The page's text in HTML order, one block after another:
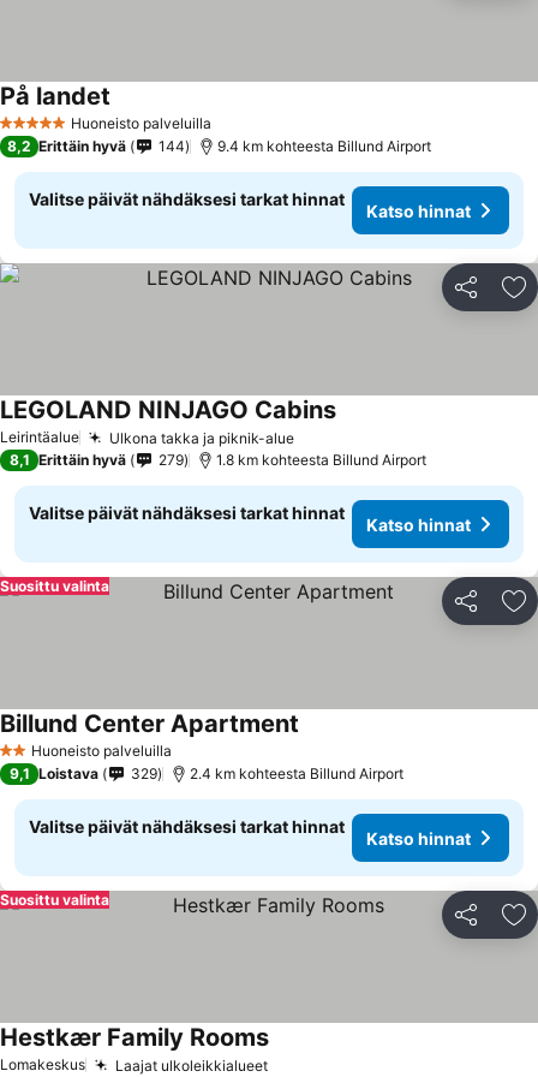
5 TähtiluokitusHuoneisto palveluilla
På landet
8,2 Erittäin hyvä 144 9.4 km kohteesta Billund Airport
Valitse päivät nähdäksesi tarkat hinnat
Katso hinnat
Jaa
Leirintäalue Ulkona takka ja piknik-alue
LEGOLAND NINJAGO Cabins
8,1 Erittäin hyvä 279 1.8 km kohteesta Billund Airport
Valitse päivät nähdäksesi tarkat hinnat
Katso hinnat
Jaa
Suosittu valinta
2 Tähtiluokitus
Huoneisto palveluilla
Billund Center Apartment
9,1 Loistava 329 2.4 km kohteesta Billund Airport
Valitse päivät nähdäksesi tarkat hinnat
Katso hinnat
Jaa
Suosittu valinta
Lomakeskus Laajat ulkoleikkialueet
Hestkær Family Rooms